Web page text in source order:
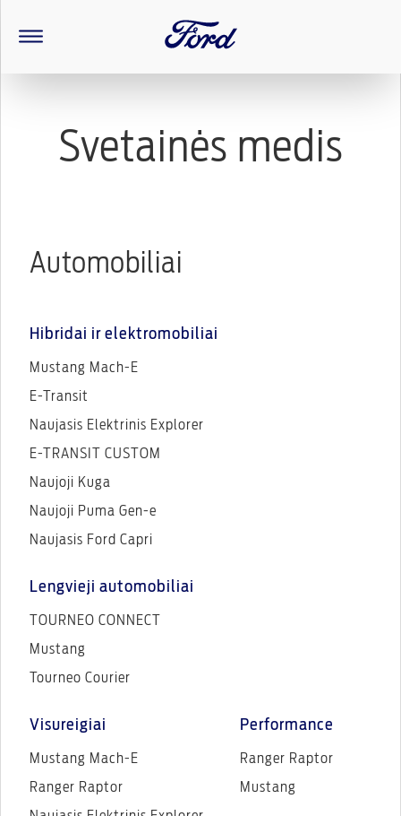
Svetainės medis
Automobiliai
Hibridai ir elektromobiliai
Mustang Mach-E
E-Transit
Naujasis Elektrinis Explorer
E-TRANSIT CUSTOM
Naujoji Kuga
Naujoji Puma Gen-e
Naujasis Ford Capri
Lengvieji automobiliai
TOURNEO CONNECT
Mustang
Tourneo Courier
Visureigiai
Mustang Mach-E
Ranger Raptor
Performance
Ranger Raptor
Mustang